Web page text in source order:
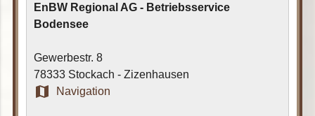
EnBW Regional AG - Betriebsservice
Bodensee
Gewerbestr. 8
78333 Stockach - Zizenhausen
map Navigation